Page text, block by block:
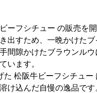
ーフシチュー の販売を
出すため、一晩かけたブ
間隙かけたブラウンル
います。
た 松阪牛ビーフシチュー
け込んだ自慢の逸品です